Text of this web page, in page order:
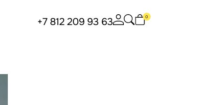
+7 812 209 93 63 0